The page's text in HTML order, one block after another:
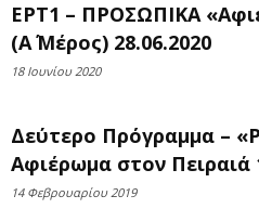
ΕΡΤ1 – ΠΡΟΣΩΠΙΚΑ
(Α΄ Μέρος) 28.06.2020
18 Ιουνίου 2020
Δεύτερο Πρόγραμμα –
Αφιέρωμα στον Πειραιά
14 Φεβρουαρίου 2019